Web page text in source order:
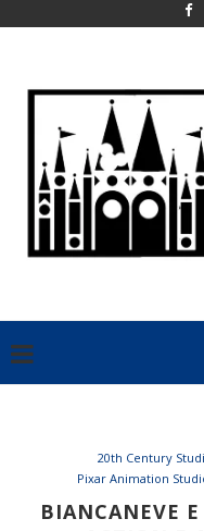
20th Century
Pixar Animation
BIANCANEVE